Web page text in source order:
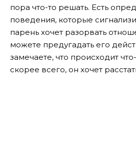
пора что-то решать. Есть
поведения, которые
парень хочет разорвать
можете предугадать его
замечаете, что происходит
скорее всего, он хочет